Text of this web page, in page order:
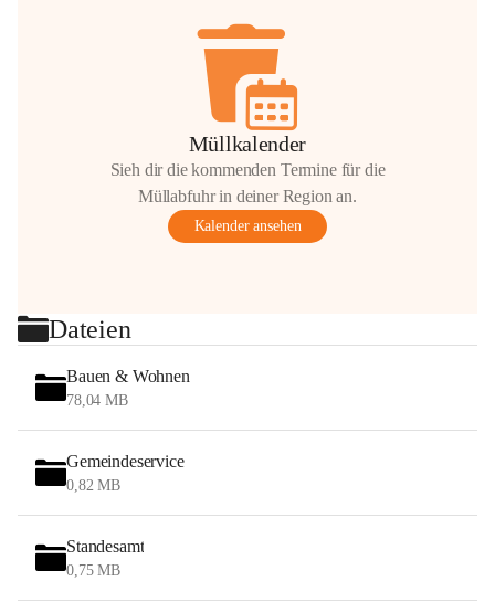
Müllkalender
Sieh dir die kommenden Termine für die
Müllabfuhr in deiner Region an.
Kalender ansehen
Dateien
Bauen & Wohnen
78,04 MB
Gemeindeservice
0,82 MB
Standesamt
0,75 MB